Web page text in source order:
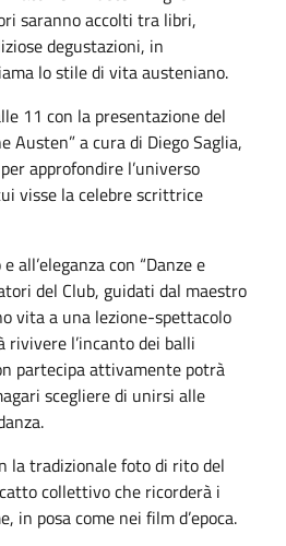
saranno accolti tra libri,
degustazioni, in
lo stile di vita austeniano.
11 con la presentazione del
Austen” a cura di Diego Saglia,
approfondire l’universo
visse la celebre scrittrice
all’eleganza con “Danze e
del Club, guidati dal maestro
vita a una lezione-spettacolo
rivivere l’incanto dei balli
partecipa attivamente potrà
scegliere di unirsi alle
la tradizionale foto di rito del
collettivo che ricorderà i
in posa come nei film d’epoca.